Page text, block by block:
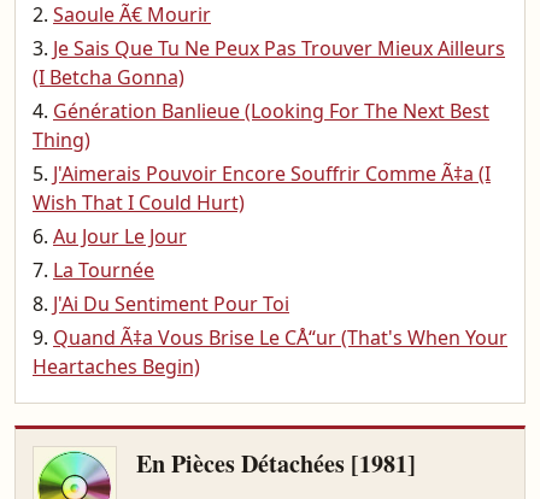
Saoule Ã€ Mourir
Je Sais Que Tu Ne Peux Pas Trouver Mieux Ailleurs
(I Betcha Gonna)
Génération Banlieue (Looking For The Next Best
Thing)
J'Aimerais Pouvoir Encore Souffrir Comme Ã‡a (I
Wish That I Could Hurt)
Au Jour Le Jour
La Tournée
J'Ai Du Sentiment Pour Toi
Quand Ã‡a Vous Brise Le CÅ“ur (That's When Your
Heartaches Begin)
En Pièces Détachées [1981]